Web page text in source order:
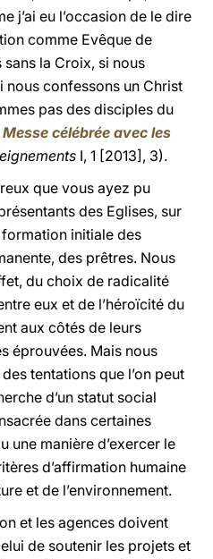
j’ai eu l’occasion de le dire
comme Evêque de
sans la Croix, si nous
nous confessons un Christ
pas des disciples du
célébrée avec les
I, 1 [2013], 3).
que vous ayez pu
des Eglises, sur
initiale des
des prêtres. Nous
du choix de radicalité
eux et de l’héroïcité du
aux côtés de leurs
éprouvées. Mais nous
tentations que l’on peut
d’un statut social
dans certaines
une manière d’exercer le
d’affirmation humaine
et de l’environnement.
et les agences doivent
de soutenir les projets et